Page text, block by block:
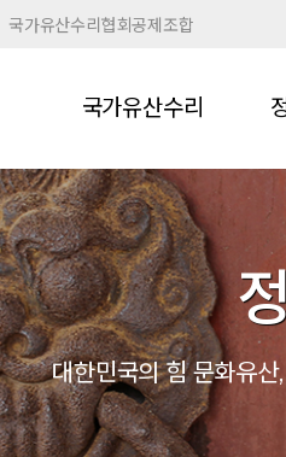
국가유산수리협회공제조합
국가유산수리
대한민국의 힘 문화유